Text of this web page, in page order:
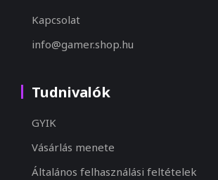
Kapcsolat
info@gamer.shop.hu
Tudnivalók
GYIK
Vásárlás menete
Általános felhasználási feltételek